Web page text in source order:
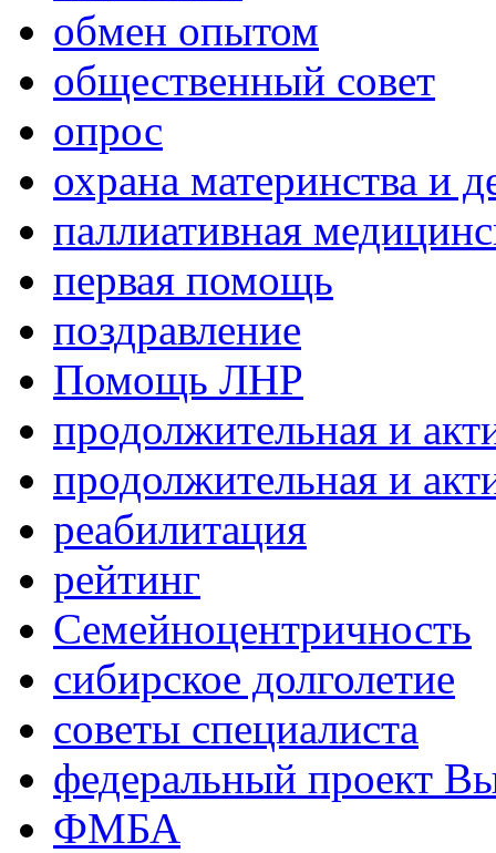
обмен опытом
общественный совет
опрос
охрана материнства и
паллиативная
первая помощь
поздравление
Помощь ЛНР
продолжительная и
продолжительная и
реабилитация
рейтинг
Семейноцентричность
сибирское долголетие
советы специалиста
федеральный проект
ФМБА